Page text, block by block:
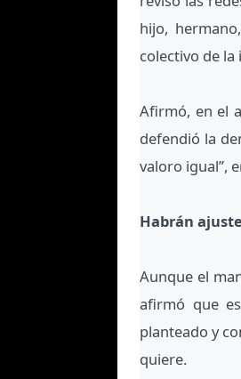
hijo,
colectivo de
Afirmó, en el
defendió la
valoro igual”,
Habrán
Aunque el
afirmó que
planteado y
quiere.